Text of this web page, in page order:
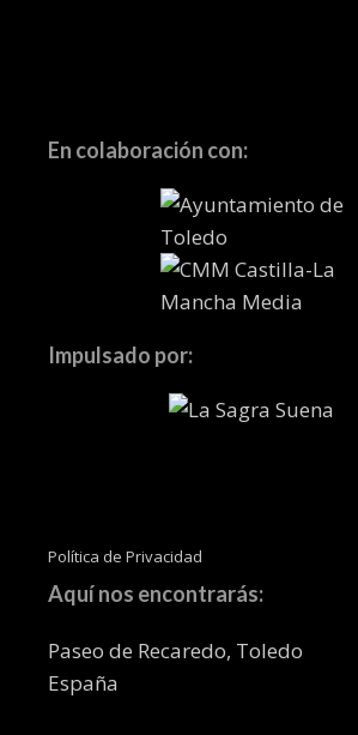
En colaboración con:
Impulsado por:
Política de Privacidad
Aquí nos encontrarás:
Paseo de Recaredo, Toledo
España